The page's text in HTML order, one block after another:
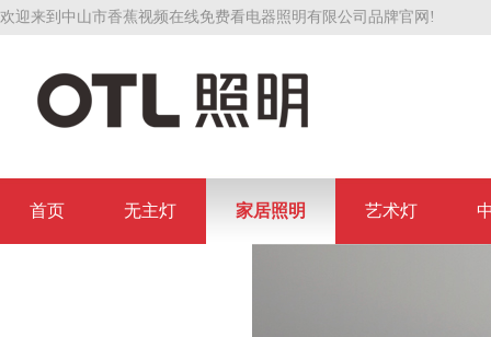
欢迎来到中山市香蕉视频在线免费看电器照明有限公司品牌官网!
首页 无主灯 家居照明 艺术灯